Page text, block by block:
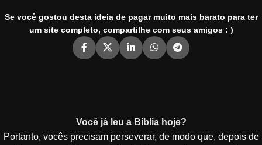
Se você gostou desta ideia de pagar muito mais barato para ter
um site completo, compartilhe com seus amigos : )
Você já leu a Bíblia hoje?
Portanto, vocês precisam perseverar, de modo que, depois de